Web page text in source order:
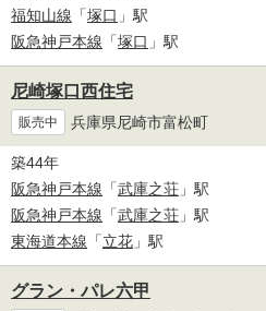
福知山線 「塚口 」駅
阪急神戸本線 「塚口 」駅
尼崎塚口西住宅
販売中 兵庫県尼崎市富松町
築44年
阪急神戸本線 「武庫之荘 」駅
阪急神戸本線 「武庫之荘 」駅
東海道本線 「立花 」駅
グラン・パレ六甲